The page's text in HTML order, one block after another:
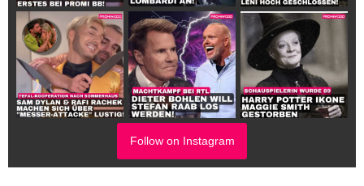
Follow on Instagram